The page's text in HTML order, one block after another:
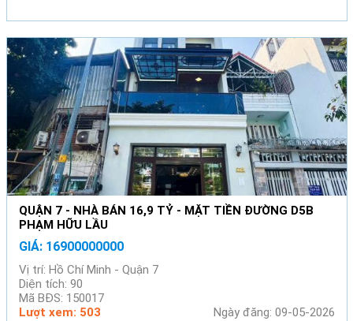
QUẬN 7 - NHÀ BÁN 16,9 TỶ - MẶT TIỀN ĐƯỜNG D5B
PHẠM HỮU LẦU
GIÁ: 16900000000
Vị trí: Hồ Chí Minh - Quận 7
Diện tích: 90
Mã BĐS: 150017
Lượt xem: 503
Ngày đăng: 09-05-2026